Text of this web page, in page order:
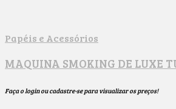
Papéis e Acessórios
MAQUINA SMOKING DE LUXE
Faça o login ou cadastre-se para visualizar os preços!